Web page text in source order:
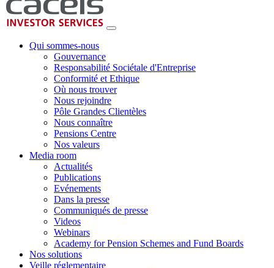
Qui sommes-nous
Gouvernance
Responsabilité Sociétale d'Entreprise
Conformité et Ethique
Où nous trouver
Nous rejoindre
Pôle Grandes Clientèles
Nous connaître
Pensions Centre
Nos valeurs
Media room
Actualités
Publications
Evénements
Dans la presse
Communiqués de presse
Videos
Webinars
Academy for Pension Schemes and Fund Boards
Nos solutions
Veille réglementaire